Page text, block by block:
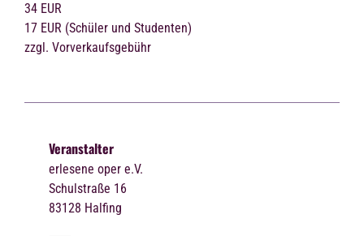
34 EUR
17 EUR (Schüler und Studenten)
zzgl. Vorverkaufsgebühr
Veranstalter
erlesene oper e.V.
Schulstraße 16
83128 Halfing